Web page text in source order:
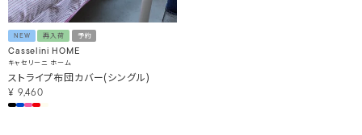
NEW 再入荷 予約
Casselini HOME
キャセリーニ ホーム
ストライプ布団カバー(シングル)
¥ 9,460